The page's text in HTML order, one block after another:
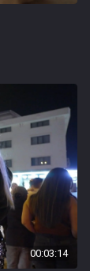
00:03:14